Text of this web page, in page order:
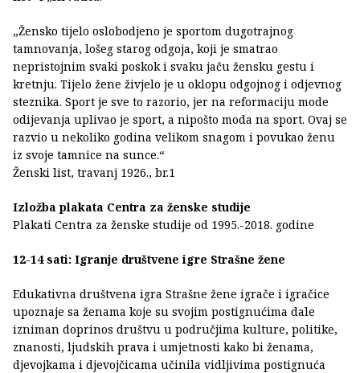
„Žensko tijelo oslobodjeno je sportom dugotrajnog
tamnovanja, lošeg starog odgoja, koji je smatrao
nepristojnim svaki poskok i svaku jaču žensku gestu i
kretnju. Tijelo žene živjelo je u oklopu odgojnog i odjevnog
steznika. Sport je sve to razorio, jer na reformaciju mode
odijevanja uplivao je sport, a nipošto moda na sport. Ovaj se
razvio u nekoliko godina velikom snagom i povukao ženu
iz svoje tamnice na sunce.“
Ženski list, travanj 1926., br.1
Izložba plakata Centra za ženske studije
Plakati Centra za ženske studije od 1995.-2018. godine
12-14 sati: Igranje društvene igre Strašne žene
Edukativna društvena igra Strašne žene igrače i igračice
upoznaje sa ženama koje su svojim postignućima dale
izniman doprinos društvu u područjima kulture, politike,
znanosti, ljudskih prava i umjetnosti kako bi ženama,
djevojkama i djevojčicama učinila vidljivima postignuća